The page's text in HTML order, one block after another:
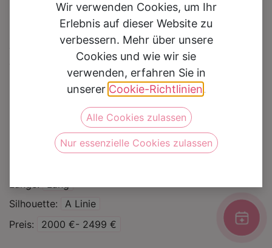
Brautkleid Graciana
Auf die Wunschliste
Brautkleider
Daniela di Marino
Länge
Lang
Silhouette
A Linie
Preis
2000 €- 2499 €
Wir verwenden Cookies, um Ihr
Erlebnis auf dieser Website zu
verbessern. Mehr über unsere
Cookies und wie wir sie
verwenden, erfahren Sie in
unserer Cookie-Richtlinien.
Alle Cookies zulassen
Nur essenzielle Cookies zulassen